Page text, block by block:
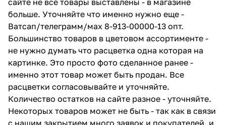
больше. Уточняйте что именно нужно еще -
Ватсап/телеграмм/мах 8-913-00000-13 опт.
Большинство товаров в цветовом ассортименте -
не нужно думать что расцветка одна которая на
картинке. Это просто фото сделанное ранее -
именно этот товар может быть продан. Все
расцветки согласовывайте и уточняйте.
Количество остатков на сайте разное - уточняйте.
Некоторых товаров может не быть - так как в связи
с нашим закрытием много заявок и покупателей, и